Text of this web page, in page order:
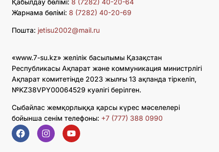
Қабылдау бөлімі: 8 (7282) 40-20-64
Жарнама бөлімі: 8 (7282) 40-20-69
Пошта: jetisu2002@mail.ru
«www.7-su.kz» желілік басылымы Қазақстан
Республикасы Ақпарат және коммуникация министрлігі
Ақпарат комитетінде 2023 жылғы 13 ақпанда тіркеліп,
№KZ38VPY00064529 куәлігі берілген.
Сыбайлас жемқорлыққа қарсы күрес мәселелері
бойынша сенім телефоны: +7 (777) 388 0990